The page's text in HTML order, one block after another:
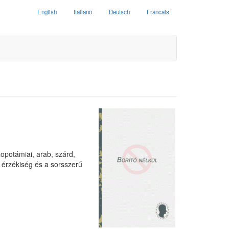
English Italiano Deutsch Francais
arab, szárd,
és a sorsszerű